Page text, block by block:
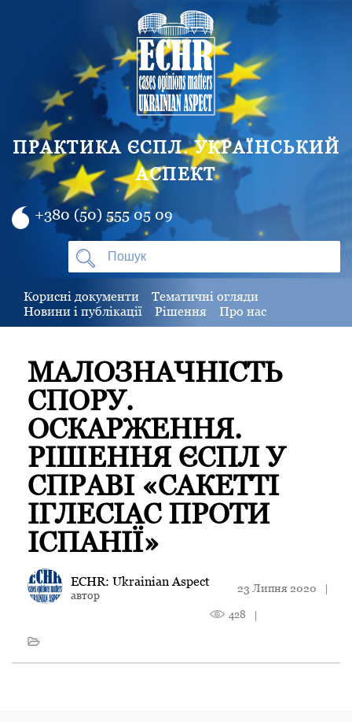
ПРАКТИКА ЄСПЛ. УКРАЇНСЬКИЙ
АСПЕКТ
+380 (50) 555 05 09
Корисні документи
Тематичні огляди
Новини і публікації
Рішення Про нас
МАЛОЗНАЧНІСТЬ
СПОРУ.
ОСКАРЖЕННЯ.
РІШЕННЯ ЄСПЛ У
СПРАВІ «САКЕТТІ
ІГЛЕСІАС ПРОТИ
ІСПАНІЇ»
ECHR: Ukrainian Aspect
автор
23 Липня 2020 |
428 |